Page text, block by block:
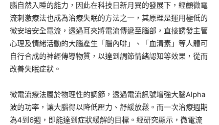
腦自然入睡的能力，因此在科技日新月異的發展下，經顱微電
流刺激療法也成為治療失眠的方法之一，其原理是運用極低的
微安培安全電流，透過耳夾將電流傳遞至腦部，直接誘發主管
心理及情緒活動的大腦產生「腦內啡」、「血清素」等人體可
自行合成的神經傳導物質，以達到調節情緒認知等效果，從而
改善失眠症狀。
微電流療法屬於物理性的調節，透過電流訊號增強大腦Alpha
波的功率，讓大腦得以降低壓力、舒緩放鬆。而一次治療週期
為4到6週，即能達到症狀緩解的目標。經研究顯示，微電流